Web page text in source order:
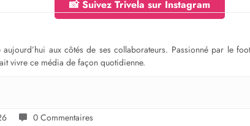
📸 Suivez Trivela sur Instagram
aux côtés de ses collaborateurs. Passionné par le
vivre ce média de façon quotidienne.
0 Commentaires